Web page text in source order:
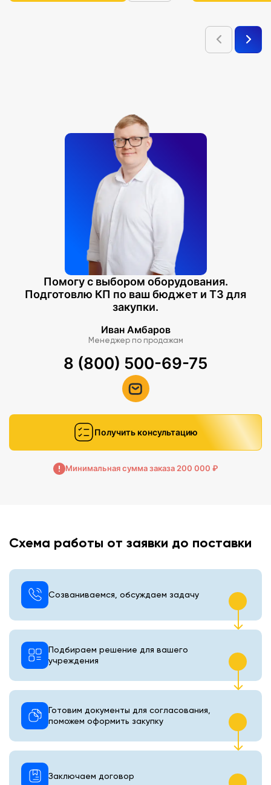
Помогу с выбором оборудования.
Подготовлю КП по ваш бюджет и ТЗ для
закупки.
Иван Амбаров
Менеджер по продажам
8 (800) 500-69-75
Получить консультацию
Минимальная сумма заказа 200 000 ₽
Схема работы от заявки до поставки
Созваниваемся, обсуждаем задачу
Подбираем решение для вашего
учреждения
Готовим документы для согласования,
поможем оформить закупку
Заключаем договор